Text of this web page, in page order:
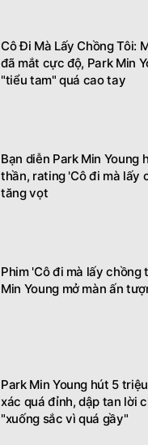
Cô Đi Mà Lấy Chồng Tôi:
đã mắt cực độ, Park Min
"tiểu tam" quá cao tay
Bạn diễn Park Min Young
thần, rating 'Cô đi mà lấy
tăng vọt
Phim 'Cô đi mà lấy chồng
Min Young mở màn ấn
Park Min Young hút 5
xác quá đỉnh, dập tan lời
"xuống sắc vì quá gầy"